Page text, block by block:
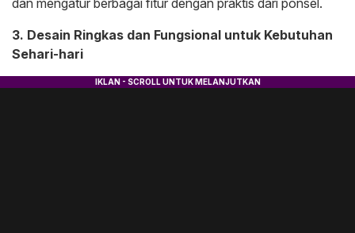
3. Desain Ringkas dan Fungsional untuk Kebutuhan
Sehari-hari